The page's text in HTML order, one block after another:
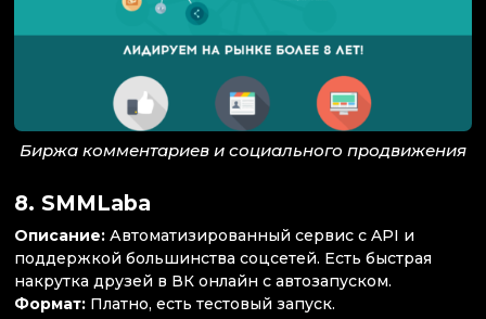
Биржа комментариев и социального продвижения
8. SMMLaba
Описание: Автоматизированный сервис с API и
поддержкой большинства соцсетей. Есть быстрая
накрутка друзей в ВК онлайн с автозапуском.
Формат: Платно, есть тестовый запуск.